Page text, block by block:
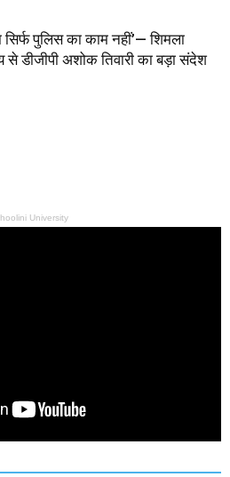
सिर्फ पुलिस का काम नहीं’— शिमला
से डीजीपी अशोक तिवारी का बड़ा संदेश
University